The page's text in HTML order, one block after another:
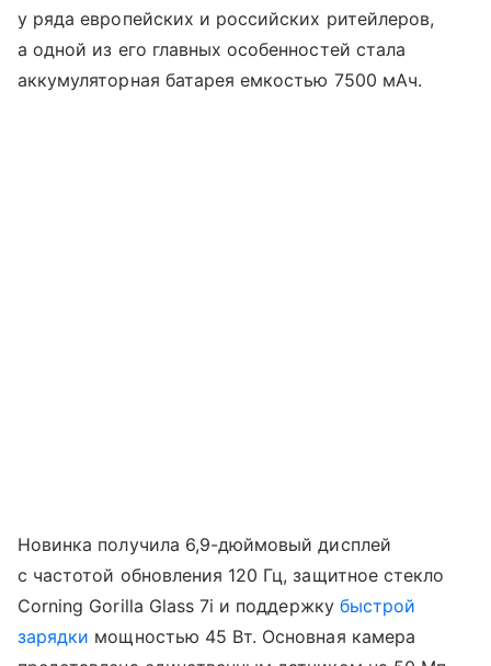
у ряда европейских и российских ритейлеров,
а одной из его главных особенностей стала
аккумуляторная батарея емкостью 7500 мАч.
Новинка получила 6,9-дюймовый дисплей
с частотой обновления 120 Гц, защитное стекло
Corning Gorilla Glass 7i и поддержку быстрой
зарядки мощностью 45 Вт. Основная камера